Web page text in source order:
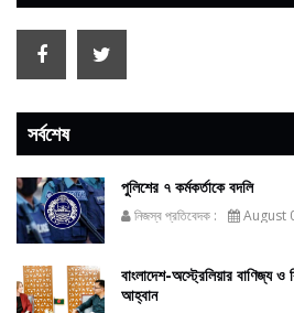
সর্বশেষ
পুলিশের ৭ কর্মকর্তাকে বদলি
নিজস্ব প্রতিবেদক : August
বাংলাদেশ-অস্ট্রেলিয়ার বাণিজ্য
আহ্বান